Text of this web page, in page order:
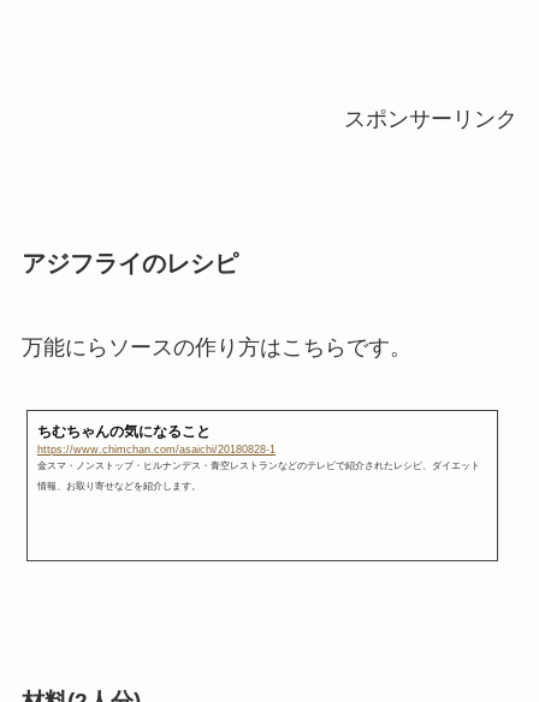
スポンサーリンク
アジフライのレシピ
万能にらソースの作り方はこちらです。
ちむちゃんの気になること
https://www.chimchan.com/asaichi/20180828-1
金スマ・ノンストップ・ヒルナンデス・青空レストランなどのテレビで紹介されたレシピ、ダイエット
情報、お取り寄せなどを紹介します。